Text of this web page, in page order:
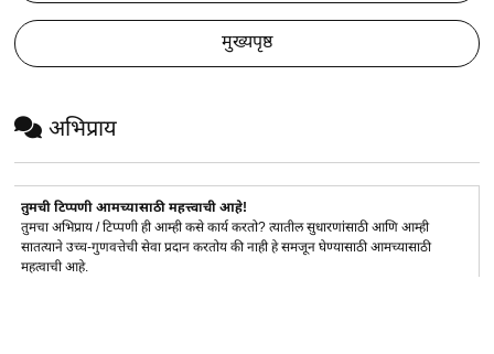
मुख्यपृष्ठ
अभिप्राय
तुमची टिप्पणी आमच्यासाठी महत्त्वाची आहे!
तुमचा अभिप्राय / टिप्पणी ही आम्ही कसे कार्य करतो? त्यातील सुधारणांसाठी आणि आम्ही
सातत्याने उच्च-गुणवत्तेची सेवा प्रदान करतोय की नाही हे समजून घेण्यासाठी आमच्यासाठी
महत्वाची आहे.